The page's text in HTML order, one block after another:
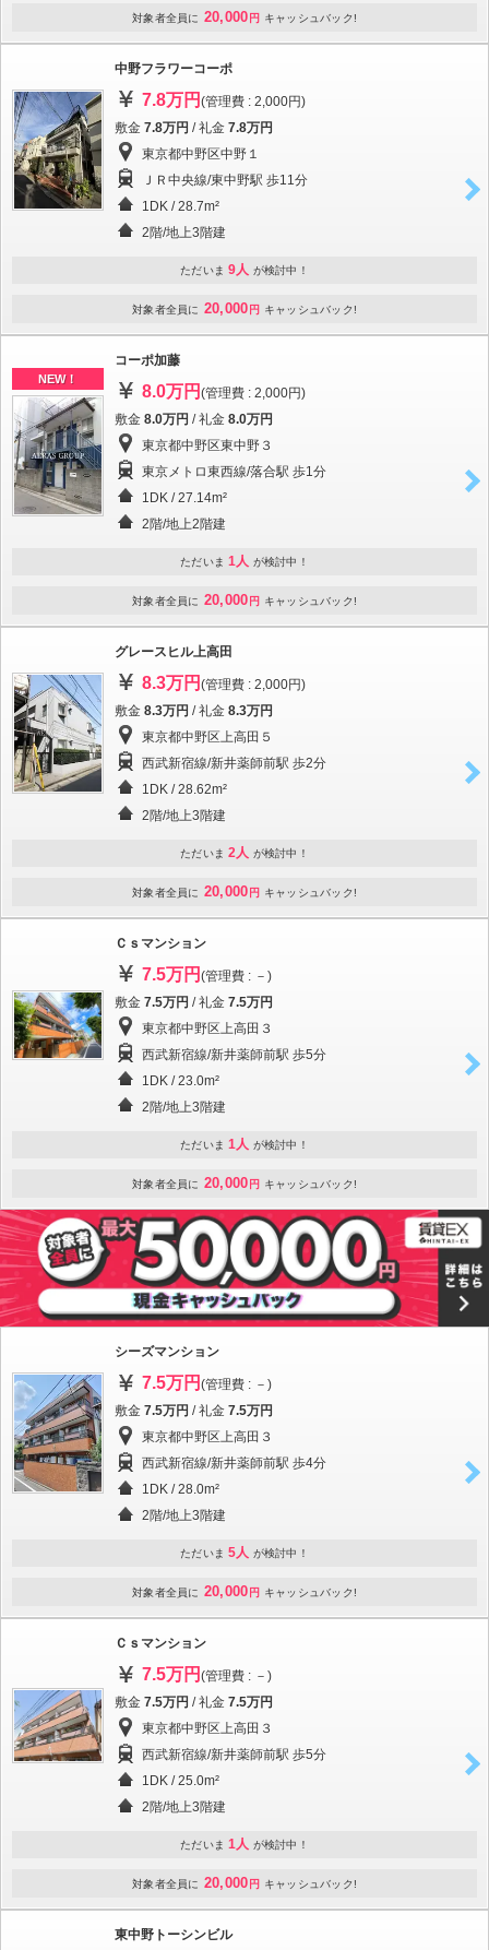
対象者全員に 20,000 円 キャッシュバック!
中野フラワーコーポ
7.8万円 (管理費 : 2,000円)
敷金 7.8万円 / 礼金 7.8万円
東京都中野区中野１
ＪＲ中央線/東中野駅 歩11分
1DK / 28.7m²
2階/地上3階建
ただいま 9人 が検討中！
対象者全員に 20,000 円 キャッシュバック!
NEW！
コーポ加藤
8.0万円 (管理費 : 2,000円)
敷金 8.0万円 / 礼金 8.0万円
東京都中野区東中野３
東京メトロ東西線/落合駅 歩1分
1DK / 27.14m²
2階/地上2階建
ただいま 1人 が検討中！
対象者全員に 20,000 円 キャッシュバック!
グレースヒル上高田
8.3万円 (管理費 : 2,000円)
敷金 8.3万円 / 礼金 8.3万円
東京都中野区上高田５
西武新宿線/新井薬師前駅 歩2分
1DK / 28.62m²
2階/地上3階建
ただいま 2人 が検討中！
対象者全員に 20,000 円 キャッシュバック!
Ｃｓマンション
7.5万円 (管理費 : －)
敷金 7.5万円 / 礼金 7.5万円
東京都中野区上高田３
西武新宿線/新井薬師前駅 歩5分
1DK / 23.0m²
2階/地上3階建
ただいま 1人 が検討中！
対象者全員に 20,000 円 キャッシュバック!
シーズマンション
7.5万円 (管理費 : －)
敷金 7.5万円 / 礼金 7.5万円
東京都中野区上高田３
西武新宿線/新井薬師前駅 歩4分
1DK / 28.0m²
2階/地上3階建
ただいま 5人 が検討中！
対象者全員に 20,000 円 キャッシュバック!
Ｃｓマンション
7.5万円 (管理費 : －)
敷金 7.5万円 / 礼金 7.5万円
東京都中野区上高田３
西武新宿線/新井薬師前駅 歩5分
1DK / 25.0m²
2階/地上3階建
ただいま 1人 が検討中！
対象者全員に 20,000 円 キャッシュバック!
東中野トーシンビル